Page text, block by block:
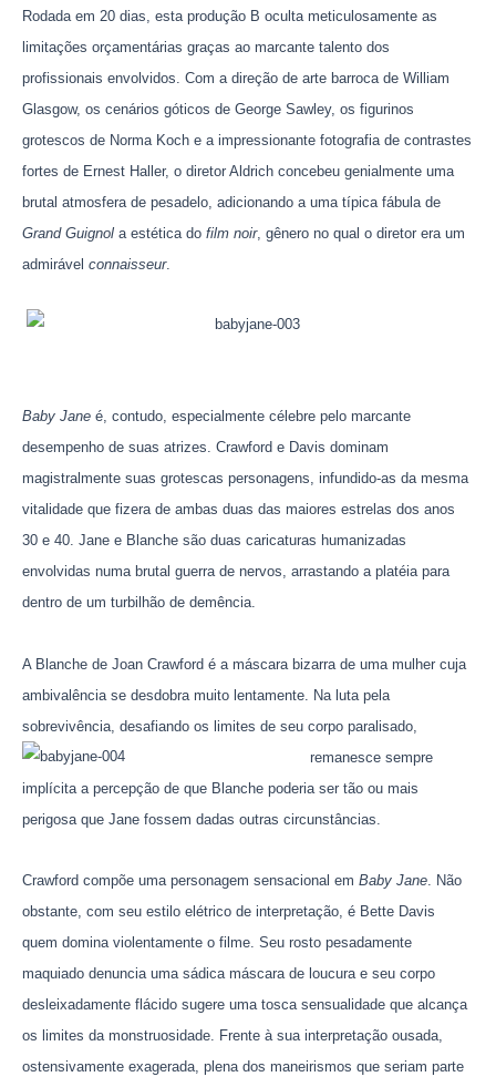
Rodada em 20 dias, esta produção B oculta meticulosamente as
limitações orçamentárias graças ao marcante talento dos
profissionais envolvidos. Com a direção de arte barroca de William
Glasgow, os cenários góticos de George Sawley, os figurinos
grotescos de Norma Koch e a impressionante fotografia de contrastes
fortes de Ernest Haller, o diretor Aldrich concebeu genialmente uma
brutal atmosfera de pesadelo, adicionando a uma típica fábula de
Grand Guignol a estética do film noir, gênero no qual o diretor era um
admirável connaisseur.
Baby Jane é, contudo, especialmente célebre pelo marcante
desempenho de suas atrizes. Crawford e Davis dominam
magistralmente suas grotescas personagens, infundido-as da mesma
vitalidade que fizera de ambas duas das maiores estrelas dos anos
30 e 40. Jane e Blanche são duas caricaturas humanizadas
envolvidas numa brutal guerra de nervos, arrastando a platéia para
dentro de um turbilhão de demência.
A Blanche de Joan Crawford é a máscara bizarra de uma mulher cuja
ambivalência se desdobra muito lentamente. Na luta pela
sobrevivência, desafiando os limites de seu corpo paralisado,
remanesce sempre
implícita a percepção de que Blanche poderia ser tão ou mais
perigosa que Jane fossem dadas outras circunstâncias.
Crawford compõe uma personagem sensacional em Baby Jane . Não
obstante, com seu estilo elétrico de interpretação, é Bette Davis
quem domina violentamente o filme. Seu rosto pesadamente
maquiado denuncia uma sádica máscara de loucura e seu corpo
desleixadamente flácido sugere uma tosca sensualidade que alcança
os limites da monstruosidade. Frente à sua interpretação ousada,
ostensivamente exagerada, plena dos maneirismos que seriam parte